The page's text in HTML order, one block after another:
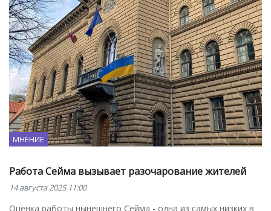
МНЕНИЕ
Работа Сейма вызывает разочарование жителей
14 августа 2025 11:00
Оценка работы нынешнего Сейма - одна из самых низких в